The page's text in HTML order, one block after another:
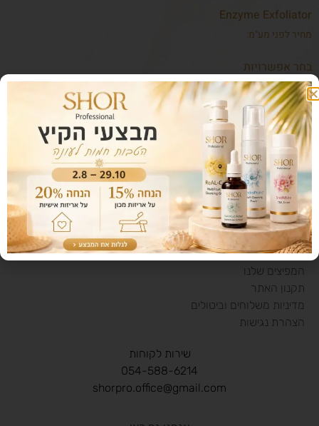
Enzyme Exfoliator
מחיר לפני מע"מ:
בחר אפשרויות
המפיצים שלנו
תקנון האתר
מדיניות משלוחים וביטולים
הצהרת נגישות
שירות לקוחות
054-588-6214
shorpro.office@gmail.com